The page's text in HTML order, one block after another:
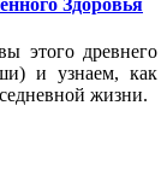
этого древнего
и узнаем, как
жизни.